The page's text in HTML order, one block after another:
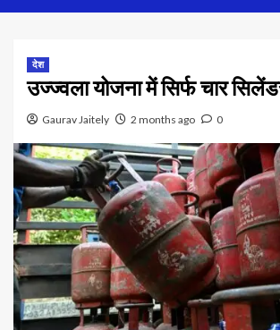
देश
उज्ज्वला योजना में सिर्फ चार
Gaurav Jaitely 2 months ago 0